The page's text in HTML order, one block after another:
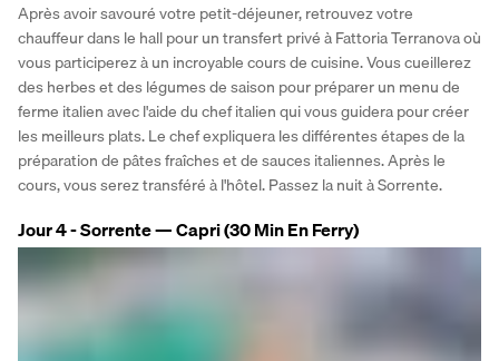
Après avoir savouré votre petit-déjeuner, retrouvez votre
chauffeur dans le hall pour un transfert privé à Fattoria Terranova où
vous participerez à un incroyable cours de cuisine. Vous cueillerez
des herbes et des légumes de saison pour préparer un menu de
ferme italien avec l'aide du chef italien qui vous guidera pour créer
les meilleurs plats. Le chef expliquera les différentes étapes de la
préparation de pâtes fraîches et de sauces italiennes. Après le
cours, vous serez transféré à l'hôtel. Passez la nuit à Sorrente.
Jour 4 - Sorrente — Capri (30 Min En Ferry)